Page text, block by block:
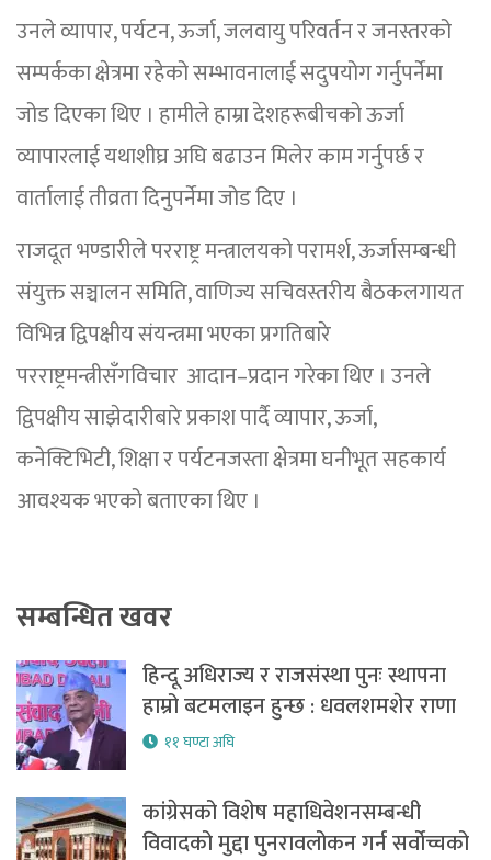
उनले व्यापार, पर्यटन, ऊर्जा, जलवायु परिवर्तन र जनस्तरको
सम्पर्कका क्षेत्रमा रहेको सम्भावनालाई सदुपयोग गर्नुपर्नेमा
जोड दिएका थिए । हामीले हाम्रा देशहरूबीचको ऊर्जा
व्यापारलाई यथाशीघ्र अघि बढाउन मिलेर काम गर्नुपर्छ र
वार्तालाई तीव्रता दिनुपर्नेमा जोड दिए ।
राजदूत भण्डारीले परराष्ट्र मन्त्रालयको परामर्श, ऊर्जासम्बन्धी
संयुक्त सञ्चालन समिति, वाणिज्य सचिवस्तरीय बैठकलगायत
विभिन्न द्विपक्षीय संयन्त्रमा भएका प्रगतिबारे
परराष्ट्रमन्त्रीसँगविचार आदान–प्रदान गरेका थिए । उनले
द्विपक्षीय साझेदारीबारे प्रकाश पार्दै व्यापार, ऊर्जा,
कनेक्टिभिटी, शिक्षा र पर्यटनजस्ता क्षेत्रमा घनीभूत सहकार्य
आवश्यक भएको बताएका थिए ।
सम्बन्धित खवर
हिन्दू अधिराज्य र राजसंस्था पुनः स्थापना
हाम्रो बटमलाइन हुन्छ : धवलशमशेर राणा
११ घण्टा अघि
कांग्रेसको विशेष महाधिवेशनसम्बन्धी
विवादको मुद्दा पुनरावलोकन गर्न सर्वोच्चको